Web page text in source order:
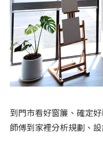
到門市看好窗簾、確定
師傅到家裡分析規劃、